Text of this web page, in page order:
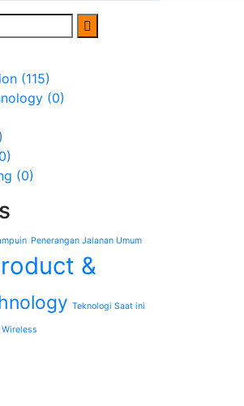
(115)
(0)
(0)
Penerangan Jalanan Umum
&
Teknologi Saat ini
Wireless